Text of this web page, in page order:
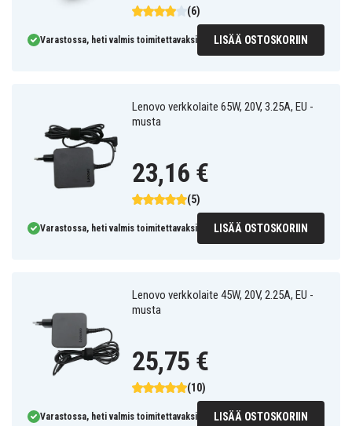
(6)
Varastossa, heti valmis toimitettavaksi LISÄÄ OSTOSKORIIN
Lenovo verkkolaite 65W, 20V, 3.25A, EU -
musta
(5)
23,16 €
Varastossa, heti valmis toimitettavaksi LISÄÄ OSTOSKORIIN
Lenovo verkkolaite 45W, 20V, 2.25A, EU -
musta
(10)
25,75 €
Varastossa, heti valmis toimitettavaksi LISÄÄ OSTOSKORIIN